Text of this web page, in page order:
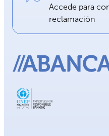
Accede para
reclamación